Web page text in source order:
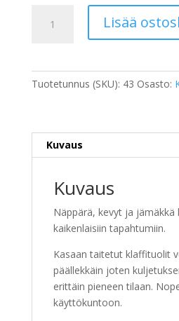
määrä
Lisää
Tuotetunnus (SKU): 43 Osasto:
Kuvaus
Kuvaus
Näppärä, kevyt ja jämäkkä
kaikenlaisiin tapahtumiin.
Kasaan taitetut klaffituolit
päällekkäin joten
erittäin pieneen tilaan.
käyttökuntoon.